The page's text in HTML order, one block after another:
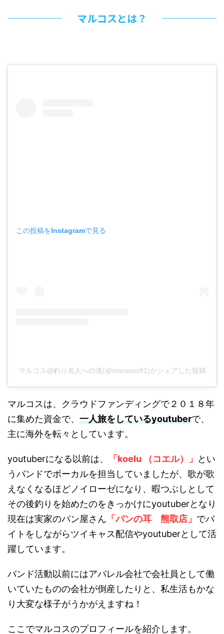
マルコスとは？
この投稿をInstagramで見る
マルコス@釣り名人への道(@marucos91)がシェアした投稿
マルコスは、クラウドファンディングで２０１８年
に集めた資金で、 一人旅をしているyoutuberで、
主に海外を転々としています。
youtuberになる以前は、 「koelu （コエル）」
とい
うバンドでボーカルを担当していましたが、歌が歌
えなくなるほどノイローゼになり、暇つぶしとして
その後釣りを始めたのをきっかけにyoutuberとなり
現在は実家のパン屋さん 「パンの耳 熊取店」 でバ
イトをしながらツイキャス配信やyoutuberとして活
躍しています。
バンド活動以前にはアパレル会社で会社員として働
いていたものの会社が倒産したりと、私生活もかな
り大変な様子がうかがえますね！
ここでマルコスのプロフィールを紹介します。